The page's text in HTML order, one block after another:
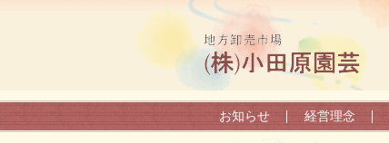
お知らせ 経営理念